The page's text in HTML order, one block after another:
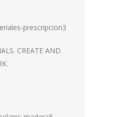
CREATE AND